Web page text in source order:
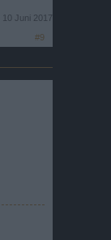
10 Juni 2017
#9